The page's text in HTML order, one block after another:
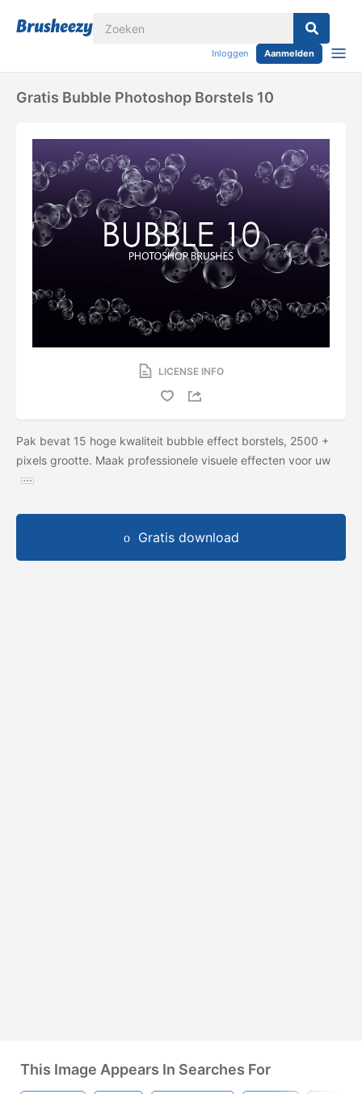
Inloggen Aanmelden
Gratis Bubble Photoshop Borstels 10
LICENSE INFO
Pak bevat 15 hoge kwaliteit bubble effect borstels, 2500 +
pixels grootte. Maak professionele visuele effecten voor uw
Gratis download
This Image Appears In Searches For